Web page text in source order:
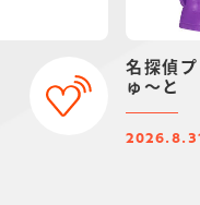
名探偵
ゅ～と